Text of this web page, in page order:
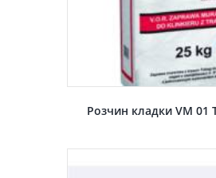
Розчин кладки VM 01